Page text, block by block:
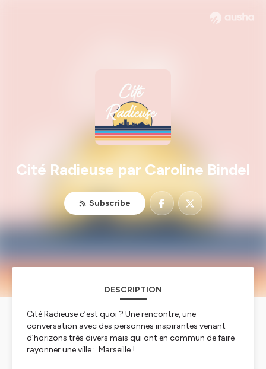
Cité Radieuse par Caroline Bindel
Subscribe
DESCRIPTION
Cité Radieuse c’est quoi ? Une rencontre, une
conversation avec des personnes inspirantes venant
d’horizons très divers mais qui ont en commun de faire
rayonner une ville : Marseille !